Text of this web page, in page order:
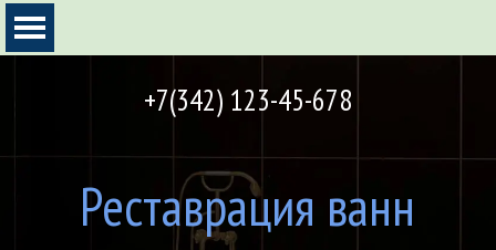
Перейти к контенту
Пропустить меню
+7(342) 123-45-678
Реставрация ванн